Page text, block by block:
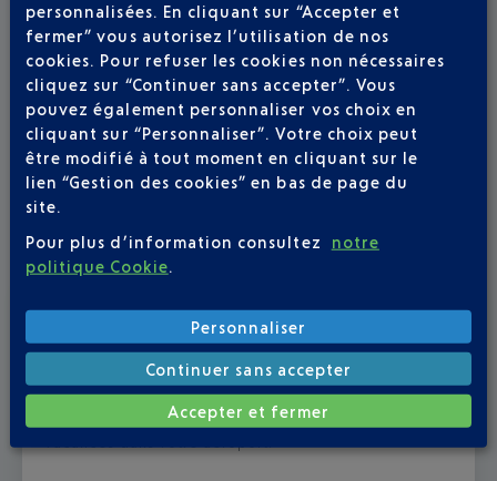
ÉTÉ BOHÊME À L'AÉROPORT NICE CÔTE
Du 23 juillet au 6 septembre, Il y a comme un air de
personnalisées. En cliquant sur “Accepter et
fermer” vous autorisez l’utilisation de nos
cookies. Pour refuser les cookies non nécessaires
cliquez sur “Continuer sans accepter”. Vous
pouvez également personnaliser vos choix en
cliquant sur “Personnaliser”. Votre choix peut
être modifié à tout moment en cliquant sur le
lien “Gestion des cookies” en bas de page du
site.
Pour plus d’information consultez
notre
politique Cookie.
Personnaliser
Continuer sans accepter
Accepter et fermer